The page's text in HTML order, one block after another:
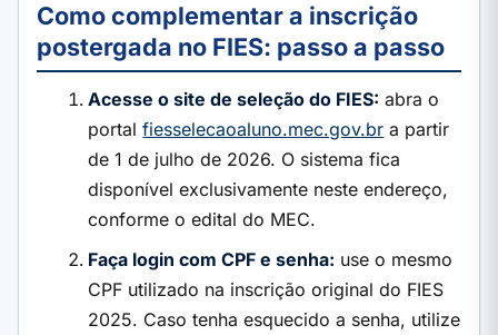
Como complementar a inscrição
postergada no FIES: passo a passo
Acesse o site de seleção do FIES: abra o
portalfiesselecaoaluno.mec.gov.br a partir
de 1 de julho de 2026. O sistema fica
disponível exclusivamente neste endereço,
conforme o edital do MEC.
Faça login com CPF e senha: use o mesmo
CPF utilizado na inscrição original do FIES
2025. Caso tenha esquecido a senha, utilize